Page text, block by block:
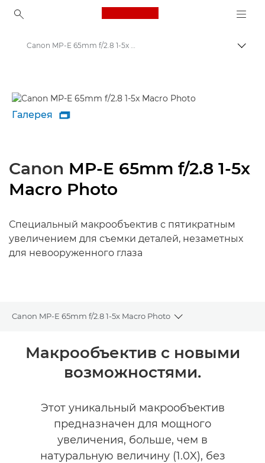
Canon Logo, back to
Canon MP-E 65mm f/2.8 1-5x Macro Photo - Объективы - Камера и фотообъективы
Галерея 
Canon MP-E 65mm f/2.8 1-5x
Macro Photo
Специальный макрообъектив с пятикратным
увеличением для съемки деталей, незаметных
для невооруженного глаза
Canon MP-E 65mm f/2.8 1-5x Macro Photo
Toggle breadcrumbs
Общая информация
Технические характеристики
Макрообъектив с новыми
возможностями.
Этот уникальный макрообъектив
предназначен для мощного
увеличения, больше, чем в
натуральную величину (1.0X), без